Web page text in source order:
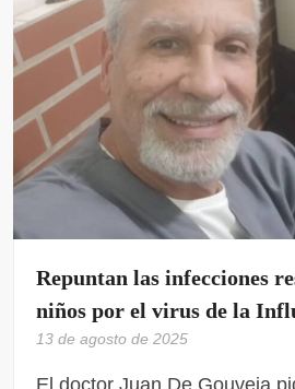
Repuntan las infecciones
niños por el virus de la
13 de agosto de 2025
El doctor Juan De Gouveia